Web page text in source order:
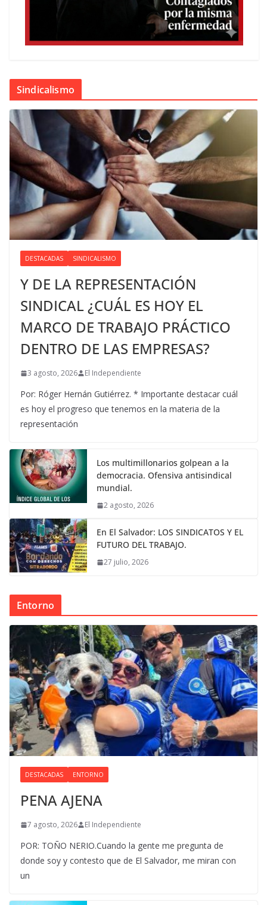
Sindicalismo
DESTACADAS SINDICALISMO
Y DE LA REPRESENTACIÓN
SINDICAL ¿CUÁL ES HOY EL
MARCO DE TRABAJO PRÁCTICO
DENTRO DE LAS EMPRESAS?
3 agosto, 2026 El Independiente
Por: Róger Hernán Gutiérrez. * Importante destacar cuál
es hoy el progreso que tenemos en la materia de la
representación
Los multimillonarios golpean a la
democracia. Ofensiva antisindical
mundial.
2 agosto, 2026
En El Salvador: LOS SINDICATOS Y EL
FUTURO DEL TRABAJO.
27 julio, 2026
Entorno
DESTACADAS ENTORNO
PENA AJENA
7 agosto, 2026 El Independiente
POR: TOÑO NERIO.Cuando la gente me pregunta de
donde soy y contesto que de El Salvador, me miran con
un